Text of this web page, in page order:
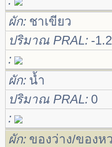
ผัก ชาเขียว
ปริมาณ PRAL -1.2
ผัก น้ำ
ปริมาณ PRAL 0
ผัก ของว่าง/ของห